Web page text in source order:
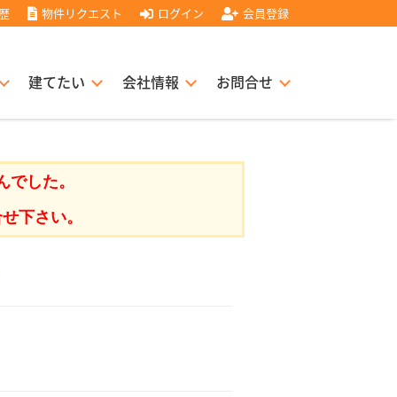
物件リクエスト ログイン 会員登録
建てたい 会社情報
経営理念
お問合せ
住宅販売協力店募集
した。
下さい。